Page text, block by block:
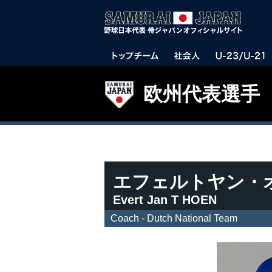
欧州代表選手
エフェルトヤン・
Evert Jan T HOEN
Coach - Dutch National Team